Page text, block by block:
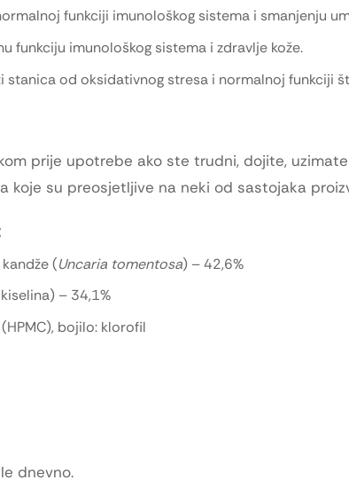
funkciji imunološkog sistema i smanjenju
funkciju imunološkog sistema i zdravlje kože.
stanica od oksidativnog stresa i normalnoj funkciji
prije upotrebe ako ste trudni, dojite,
koje su preosjetljive na neki od sastojaka
(Uncaria tomentosa) – 42,6%
– 34,1%
bojilo: klorofil
dnevno.